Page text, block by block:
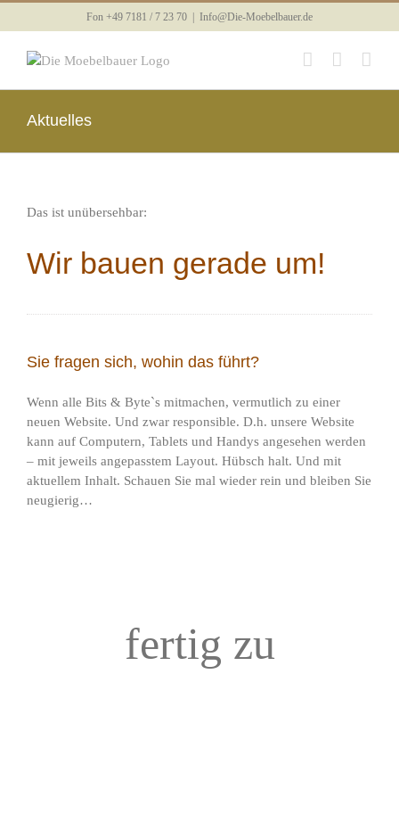
to
content
Fon +49 7181 / 7 23 70 Info@Die-Moebelbauer.de
Aktuelles
Das ist unübersehbar:
Wir bauen gerade um!
Sie fragen sich, wohin das führt?
Wenn alle Bits & Byte`s mitmachen, vermutlich zu einer
neuen Website. Und zwar responsible. D.h. unsere Website
kann auf Computern, Tablets und Handys angesehen werden
– mit jeweils angepasstem Layout. Hübsch halt. Und mit
aktuellem Inhalt. Schauen Sie mal wieder rein und bleiben Sie
neugierig…
fertig zu